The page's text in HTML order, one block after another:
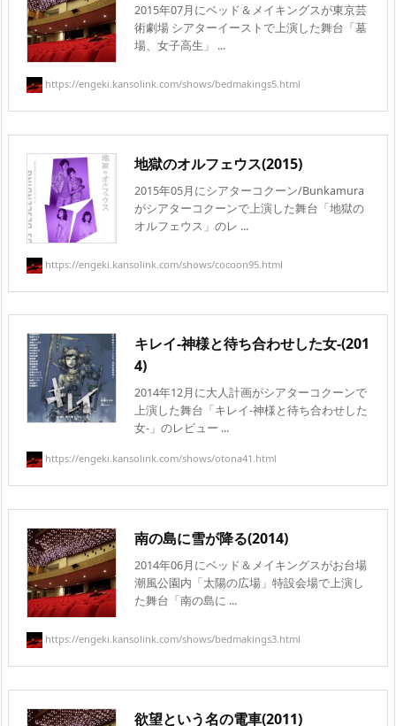
2015年07月にベッド＆メイキングスが東京芸
術劇場 シアターイーストで上演した舞台「墓
場、女子高生」 ...
https://engeki.kansolink.com/shows/bedmakings5.html
地獄のオルフェウス(2015)
2015年05月にシアターコクーン/Bunkamura
がシアターコクーンで上演した舞台「地獄の
オルフェウス」のレ ...
https://engeki.kansolink.com/shows/cocoon95.html
キレイ-神様と待ち合わせした女-(201
4)
2014年12月に大人計画がシアターコクーンで
上演した舞台「キレイ-神様と待ち合わせした
女-」のレビュー ...
https://engeki.kansolink.com/shows/otona41.html
南の島に雪が降る(2014)
2014年06月にベッド＆メイキングスがお台場
潮風公園内「太陽の広場」特設会場で上演し
た舞台「南の島に ...
https://engeki.kansolink.com/shows/bedmakings3.html
欲望という名の電車(2011)